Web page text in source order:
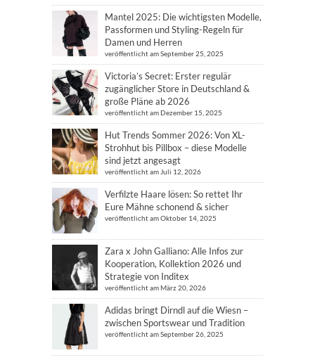
Mantel 2025: Die wichtigsten Modelle,
Passformen und Styling-Regeln für
Damen und Herren
veröffentlicht am September 25, 2025
Victoria’s Secret: Erster regulär
zugänglicher Store in Deutschland &
große Pläne ab 2026
veröffentlicht am Dezember 15, 2025
Hut Trends Sommer 2026: Von XL-
Strohhut bis Pillbox – diese Modelle
sind jetzt angesagt
veröffentlicht am Juli 12, 2026
Verfilzte Haare lösen: So rettet Ihr
Eure Mähne schonend & sicher
veröffentlicht am Oktober 14, 2025
Zara x John Galliano: Alle Infos zur
Kooperation, Kollektion 2026 und
Strategie von Inditex
veröffentlicht am März 20, 2026
Adidas bringt Dirndl auf die Wiesn –
zwischen Sportswear und Tradition
veröffentlicht am September 26, 2025